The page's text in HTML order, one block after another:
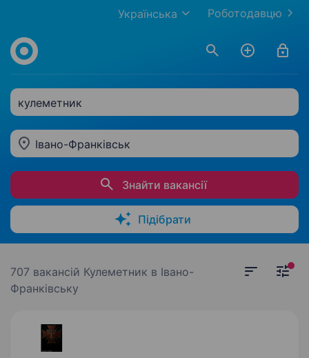
Роботодавцю
Українська
кулеметник
Івано-Франківськ
Знайти вакансії
Підібрати
707 вакансій Кулеметник в Івано-
Франківську